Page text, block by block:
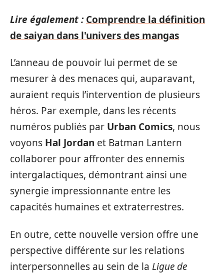
Lire également : Comprendre la définition
de saiyan dans l'univers des mangas
L’anneau de pouvoir lui permet de se
mesurer à des menaces qui, auparavant,
auraient requis l’intervention de plusieurs
héros. Par exemple, dans les récents
numéros publiés par Urban Comics, nous
voyons Hal Jordan et Batman Lantern
collaborer pour affronter des ennemis
intergalactiques, démontrant ainsi une
synergie impressionnante entre les
capacités humaines et extraterrestres.
En outre, cette nouvelle version offre une
perspective différente sur les relations
interpersonnelles au sein de la Ligue de